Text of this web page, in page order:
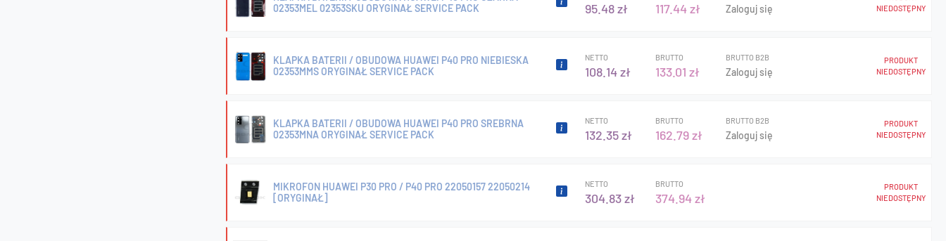
02353MEL 02353SKU ORYGINAŁ SERVICE PACK
95.48 zł 117.44 zł Zaloguj się
NIEDOSTĘPNY
KLAPKA BATERII / OBUDOWA HUAWEI P40 PRO NIEBIESKA
02353MMS ORYGINAŁ SERVICE PACK
NETTO
108.14 zł
BRUTTO
133.01 zł
BRUTTO B2B
Zaloguj się
PRODUKT
NIEDOSTĘPNY
KLAPKA BATERII / OBUDOWA HUAWEI P40 PRO SREBRNA
02353MNA ORYGINAŁ SERVICE PACK
NETTO
132.35 zł
BRUTTO
162.79 zł
BRUTTO B2B
Zaloguj się
PRODUKT
NIEDOSTĘPNY
MIKROFON HUAWEI P30 PRO / P40 PRO 22050157 22050214
[ORYGINAŁ]
NETTO
304.83 zł
BRUTTO
374.94 zł
PRODUKT
NIEDOSTĘPNY